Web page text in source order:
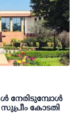
നേരിടുമ്പോള്‍
കോടതി